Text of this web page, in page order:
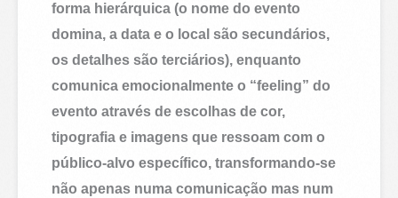
forma hierárquica (o nome do evento
domina, a data e o local são secundários,
os detalhes são terciários), enquanto
comunica emocionalmente o “feeling” do
evento através de escolhas de cor,
tipografia e imagens que ressoam com o
público-alvo específico, transformando-se
não apenas numa comunicação mas num